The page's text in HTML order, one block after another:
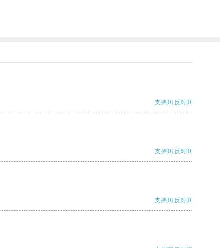
支持[0] 反对[0]
支持[0] 反对[0]
支持[0] 反对[0]